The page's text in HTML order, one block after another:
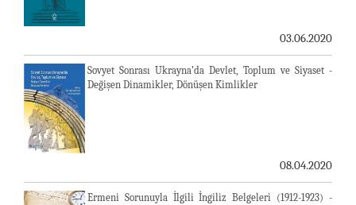
03.06.2020
Sovyet Sonrası Ukrayna’da Devlet, Toplum ve Siyaset -
Değişen Dinamikler, Dönüşen Kimlikler
08.04.2020
Ermeni Sorunuyla İlgili İngiliz Belgeleri (1912-1923) -